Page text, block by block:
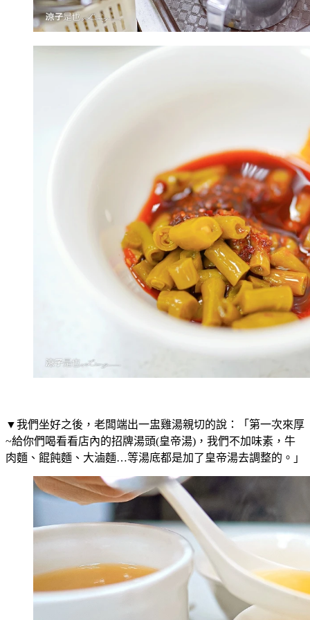
▼我們坐好之後，老闆端出一盅雞湯親切的說：「第一次來厚
~給你們喝看看店內的招牌湯頭(皇帝湯)，我們不加味素，牛
肉麵、餛飩麵、大滷麵…等湯底都是加了皇帝湯去調整的。」